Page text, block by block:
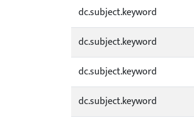
dc.subject.keyword
dc.subject.keyword
dc.subject.keyword
dc.subject.keyword